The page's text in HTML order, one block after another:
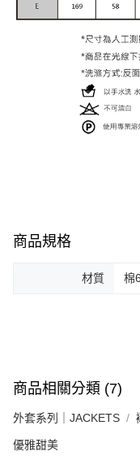
商品規格
材質 棉
商品相關分類 (7)
外套系列｜JACKETS
優雅甜美